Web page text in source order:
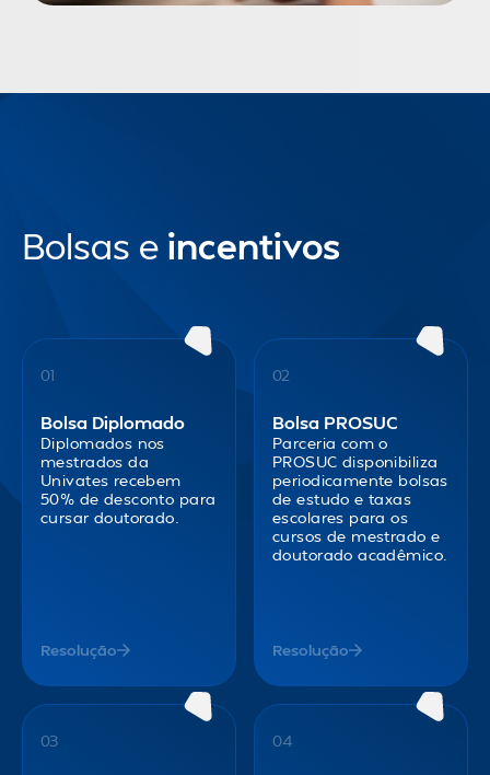
Bolsas e incentivos
01
Bolsa Diplomado
Diplomados nos
mestrados da
Univates recebem
50% de desconto para
cursar doutorado.
Resolução
02
Bolsa PROSUC
Parceria com o
PROSUC disponibiliza
periodicamente bolsas
de estudo e taxas
escolares para os
cursos de mestrado e
doutorado acadêmico.
Resolução
03 04